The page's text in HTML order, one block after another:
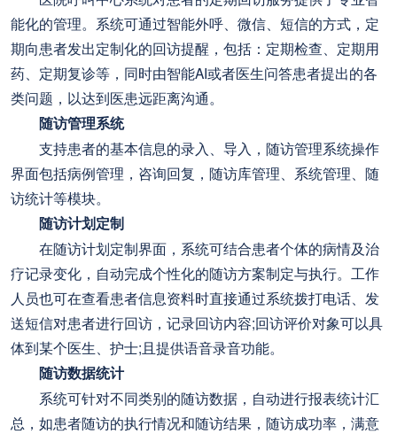
能化的管理。系统可通过智能外呼、微信、短信的方式，定
期向患者发出定制化的回访提醒，包括：定期检查、定期用
药、定期复诊等，同时由智能AI或者医生问答患者提出的各
类问题，以达到医患远距离沟通。
随访管理系统
支持患者的基本信息的录入、导入，随访管理系统操作
界面包括病例管理，咨询回复，随访库管理、系统管理、随
访统计等模块。
随访计划定制
在随访计划定制界面，系统可结合患者个体的病情及治
疗记录变化，自动完成个性化的随访方案制定与执行。工作
人员也可在查看患者信息资料时直接通过系统拨打电话、发
送短信对患者进行回访，记录回访内容;回访评价对象可以具
体到某个医生、护士;且提供语音录音功能。
随访数据统计
系统可针对不同类别的随访数据，自动进行报表统计汇
总，如患者随访的执行情况和随访结果，随访成功率，满意